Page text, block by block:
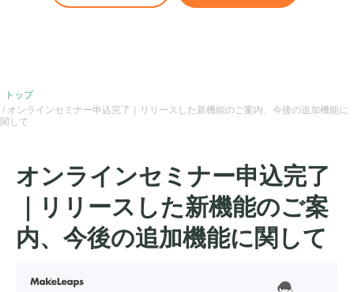
トップ
オンラインセミナー申込完了｜リリースした新機能のご案内、今後の追加機能に
関して
オンラインセミナー申込完了
｜リリースした新機能のご案
内、今後の追加機能に関して